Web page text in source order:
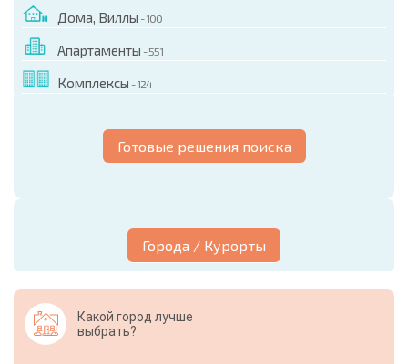
Дома, Виллы - 100
Апартаменты - 551
Комплексы - 124
Готовые решения поиска
Города / Курорты
Какой город лучше
выбрать?